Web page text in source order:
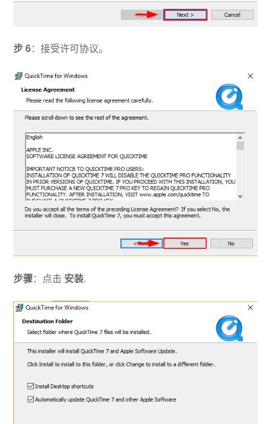
步 6：接受许可协议。
步骤：点击 安装.